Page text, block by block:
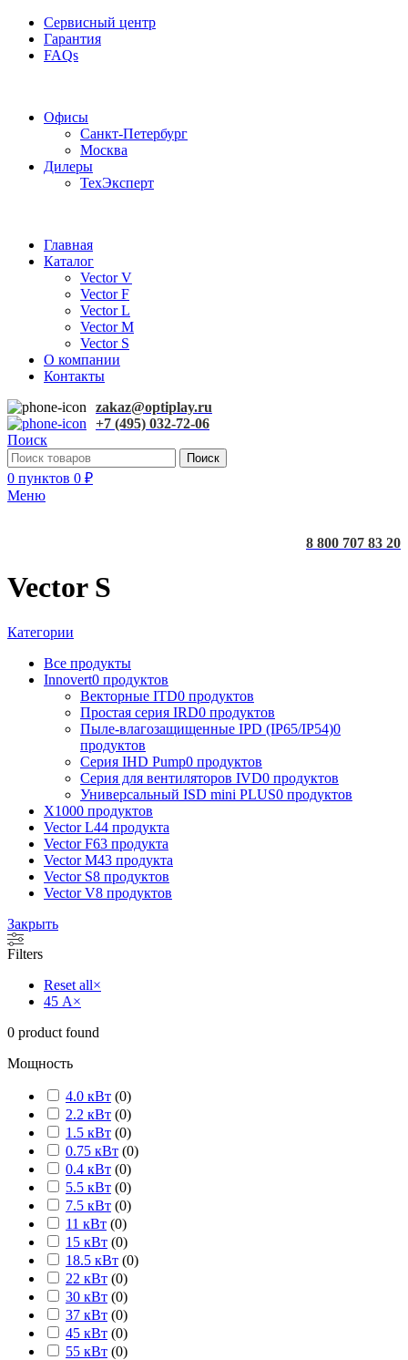
Сервисный центр
Гарантия
FAQs
Офисы
Санкт-Петербург
Москва
Дилеры
ТехЭксперт
Главная
Каталог
Vector V
Vector F
Vector L
Vector M
Vector S
О компании
Контакты
zakaz@optiplay.ru
+7 (495) 032-72-06
Поиск
Поиск
0 пунктов 0 ₽
Меню
8 800 707 83 20
Vector S
Категории
Все продукты
Innovert0 продуктов
Векторные ITD0 продуктов
Простая серия IRD0 продуктов
Пыле-влагозащищенные IPD (IP65/IP54)0
продуктов
Серия IHD Pump0 продуктов
Серия для вентиляторов IVD0 продуктов
Универсальный ISD mini PLUS0 продуктов
X1000 продуктов
Vector L44 продукта
Vector F63 продукта
Vector M43 продукта
Vector S8 продуктов
Vector V8 продуктов
Закрыть
Filters
Reset all×
45 А×
0 product found
Мощность
4.0 кВт (0)
2.2 кВт (0)
1.5 кВт (0)
0.75 кВт (0)
0.4 кВт (0)
5.5 кВт (0)
7.5 кВт (0)
11 кВт (0)
15 кВт (0)
18.5 кВт (0)
22 кВт (0)
30 кВт (0)
37 кВт (0)
45 кВт (0)
55 кВт (0)